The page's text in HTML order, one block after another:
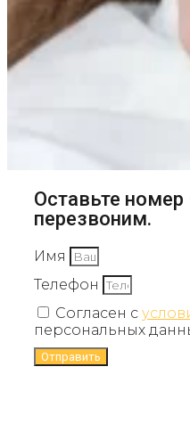
Оставьте
перезвоним.
Имя
Телефон
Согласен с
персональных
Отправить